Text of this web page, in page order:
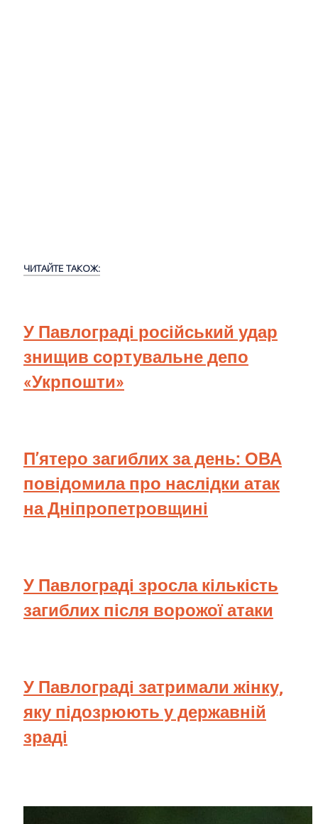
ЧИТАЙТЕ ТАКОЖ:
У Павлограді російський удар
знищив сортувальне депо
«Укрпошти»
П’ятеро загиблих за день: ОВА
повідомила про наслідки атак
на Дніпропетровщині
У Павлограді зросла кількість
загиблих після ворожої атаки
У Павлограді затримали жінку,
яку підозрюють у державній
зраді